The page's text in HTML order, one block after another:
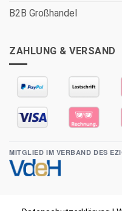
B2B Großhandel
ZAHLUNG & VERSAND
MITGLIED IM VERBAND DES